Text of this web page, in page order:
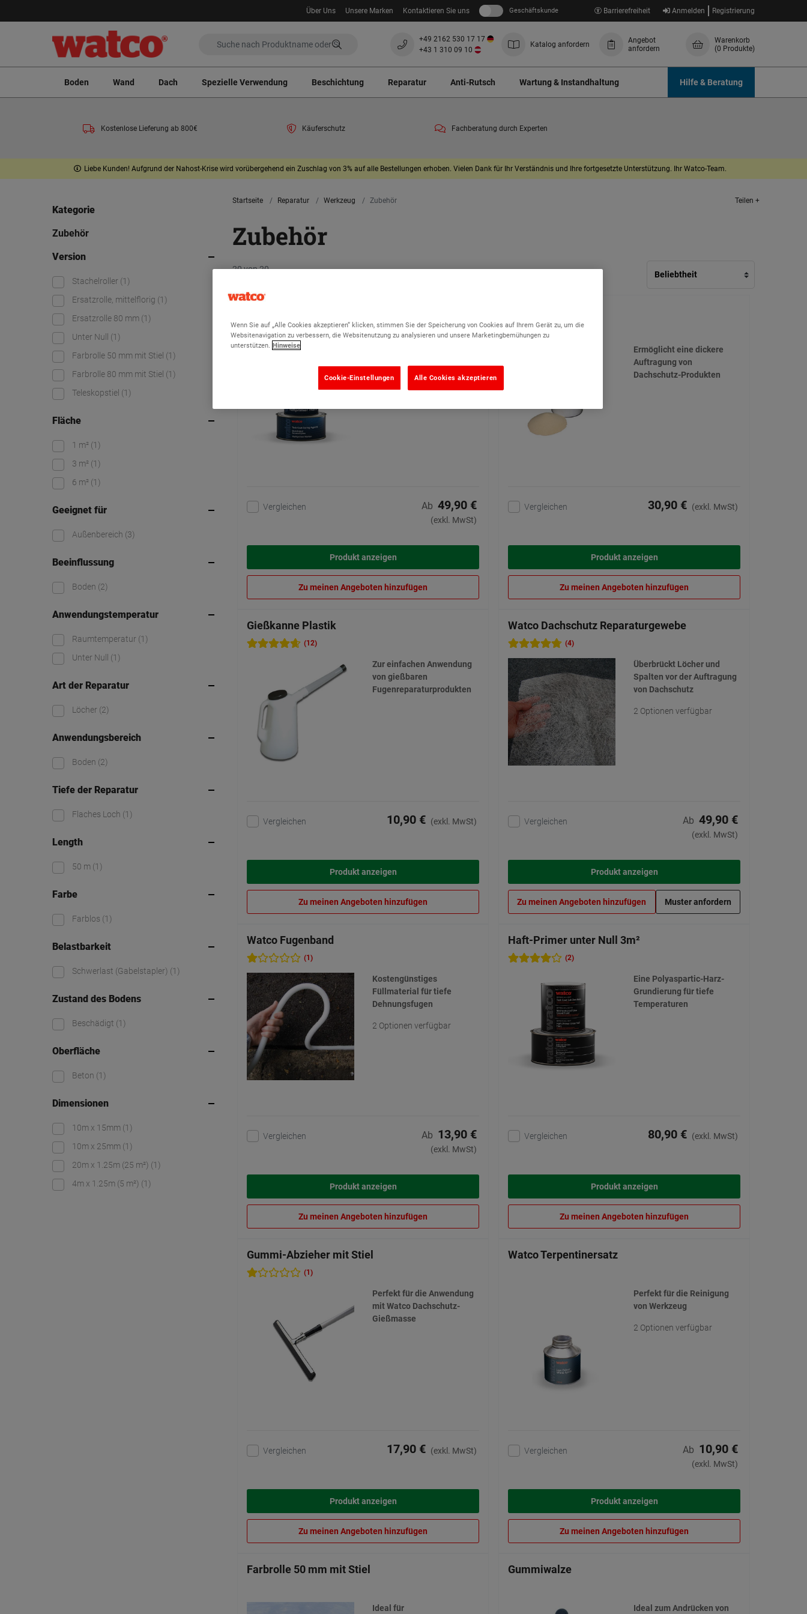
Über Uns Unsere Marken Kontaktieren Sie uns Geschäftskunde Barrierefreiheit Anmelden Registrierung
+49 2162 530 17 17
+43 1 310 09 10
Katalog anfordern
Angebot
anfordern
Warenkorb
(0 Produkte)
Boden Wand Dach Spezielle Verwendung Beschichtung Reparatur Anti-Rutsch Wartung & Instandhaltung Hilfe & Beratung
Kostenlose Lieferung ab 800€ Käuferschutz Fachberatung durch Experten
Liebe Kunden! Aufgrund der Nahost-Krise wird vorübergehend ein Zuschlag von 3% auf alle Bestellungen erhoben. Vielen Dank für Ihr Verständnis und Ihre fortgesetzte Unterstützung. Ihr Watco-Team.
Kategorie
Zubehör
Version
Stachelroller (1)
Ersatzrolle, mittelflorig (1)
Ersatzrolle 80 mm (1)
Unter Null (1)
Farbrolle 50 mm mit Stiel (1)
Farbrolle 80 mm mit Stiel (1)
Teleskopstiel (1)
Fläche
1 m² (1)
3 m² (1)
6 m² (1)
Geeignet für
Außenbereich (3)
Beeinflussung
Boden (2)
Anwendungstemperatur
Raumtemperatur (1)
Unter Null (1)
Art der Reparatur
Löcher (2)
Anwendungsbereich
Boden (2)
Tiefe der Reparatur
Flaches Loch (1)
Length
50 m (1)
Farbe
Farblos (1)
Belastbarkeit
Schwerlast (Gabelstapler) (1)
Zustand des Bodens
Beschädigt (1)
Oberfläche
Beton (1)
Dimensionen
10m x 15mm (1)
10m x 25mm (1)
20m x 1.25m (25 m²) (1)
4m x 1.25m (5 m²) (1)
Startseite Reparatur Werkzeug Zubehör Teilen +
Zubehör
20 von 20
(22)
100% Feststoffanteil
Vergleichen Ab 49,90 €
(exkl. MwSt)
Produkt anzeigen
Zu meinen Angeboten hinzufügen
(4)
Ermöglicht eine dickere
Auftragung von
Dachschutz-Produkten
Vergleichen 30,90 € (exkl. MwSt)
Produkt anzeigen
Zu meinen Angeboten hinzufügen
Gießkanne Plastik
(12)
Zur einfachen Anwendung
von gießbaren
Fugenreparaturprodukten
Vergleichen 10,90 € (exkl. MwSt)
Produkt anzeigen
Zu meinen Angeboten hinzufügen
Watco Dachschutz Reparaturgewebe
(4)
Überbrückt Löcher und
Spalten vor der Auftragung
von Dachschutz
2 Optionen verfügbar
Vergleichen Ab 49,90 €
(exkl. MwSt)
Produkt anzeigen
Zu meinen Angeboten hinzufügen Muster anfordern
Watco Fugenband
(1)
Kostengünstiges
Füllmaterial für tiefe
Dehnungsfugen
2 Optionen verfügbar
Vergleichen Ab 13,90 €
(exkl. MwSt)
Produkt anzeigen
Zu meinen Angeboten hinzufügen
Haft-Primer unter Null 3m²
(2)
Eine Polyaspartic-Harz-
Grundierung für tiefe
Temperaturen
Vergleichen 80,90 € (exkl. MwSt)
Produkt anzeigen
Zu meinen Angeboten hinzufügen
Gummi-Abzieher mit Stiel
(1)
Perfekt für die Anwendung
mit Watco Dachschutz-
Gießmasse
Vergleichen 17,90 € (exkl. MwSt)
Produkt anzeigen
Zu meinen Angeboten hinzufügen
Watco Terpentinersatz
Perfekt für die Reinigung
von Werkzeug
2 Optionen verfügbar
Vergleichen Ab 10,90 €
(exkl. MwSt)
Produkt anzeigen
Zu meinen Angeboten hinzufügen
Farbrolle 50 mm mit Stiel
Ideal für
Gummiwalze
Ideal zum Andrücken von
Wenn Sie auf „Alle Cookies akzeptieren“ klicken, stimmen Sie der Speicherung von Cookies auf Ihrem Gerät zu, um die
Websitenavigation zu verbessern, die Websitenutzung zu analysieren und unsere Marketingbemühungen zu
unterstützen. Hinweise
Alle Cookies akzeptieren
Cookie-Einstellungen